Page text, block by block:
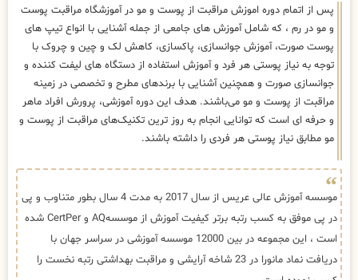
پس از اتمام دوره اموزش مراقبت از پوست و مو در آموزشگاه مراقبت پوست
و مو در رم ، که شامل آموزش های جامعی از جمله آشنایی با انواع تیپ های
پوست صورت، آموزش جوانسازی، پاکسازی، کاهش لک و چین و چروک با
توجه به نیاز پوستی هر فرد و آموزش استفاده از دستگاه های لیفت کننده و
جوانسازی صورت و همچنین آشنایی با برندهای مطرح و تخصصی در زمینه
مراقبت از پوست و مو می‌باشند. هدف این دوره آموزشی، پرورش افراد ماهر
و حرفه ای است که توانایی انجام به روز ترین تکنیک‌های مراقبت از پوست و
مو مطابق نیاز پوستی هر فردی را داشته باشند.
موسسه آموزش عالی عریس از سال 2017 به مدت 4 سال بطور متناوب و پی
در پی موفق به کسب رتبه برتر کیفیت آموزش از موسسهAQ و CertPer شده
است ، این مجموعه در بین 12000 موسسه آموزشی در سراسر جهان با
دریافت نماد مانورا در 23 شاخه آرایشی و مراقبت بهداشتی رتبه نخست را